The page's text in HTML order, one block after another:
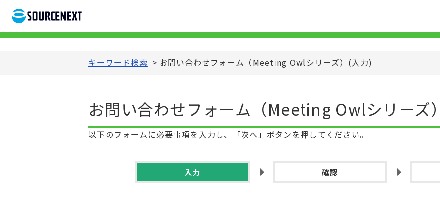
キーワード検索 > お問い合わせフォーム（Meeting Owlシリーズ） (入力)
お問い合わせフォーム（Meeting Owlシリーズ
以下のフォームに必要事項を入力し、「次へ」ボタンを押してください。
入力 確認